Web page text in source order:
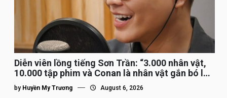
Diễn viên lồng tiếng Sơn Trần: “3.000 nhân vật,
10.000 tập phim và Conan là nhân vật gắn bó lâu
nhất”
by Huyền My Trương August 6, 2026